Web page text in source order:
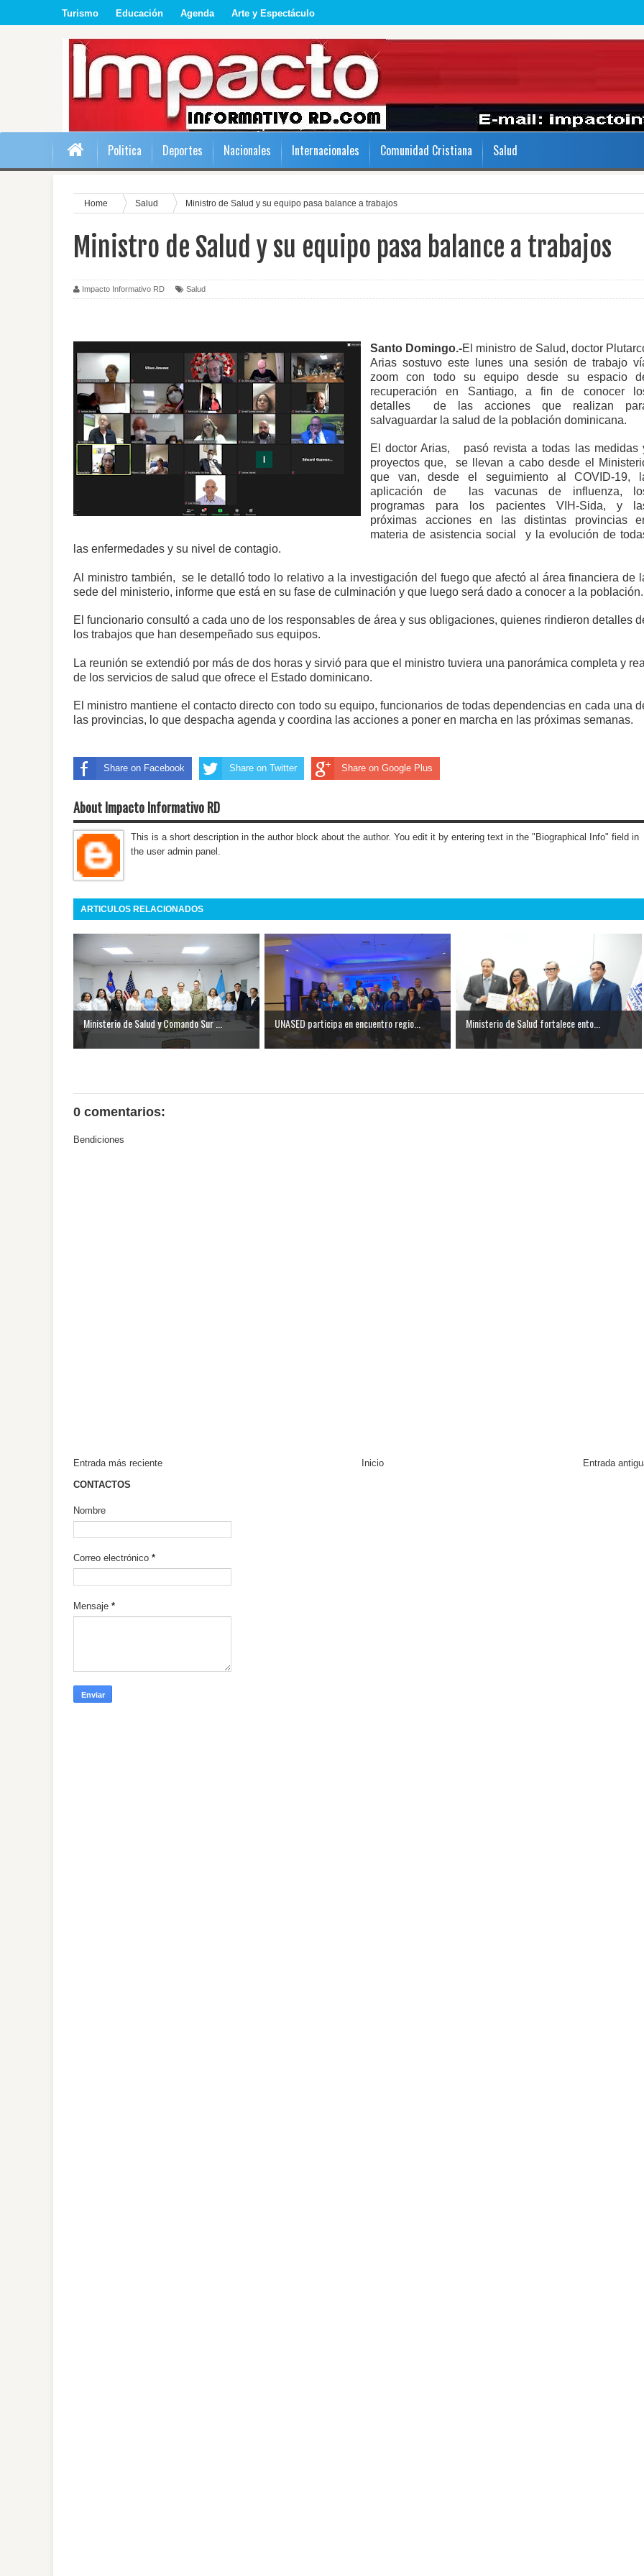
Turismo Educación Agenda Arte y Espectáculo
Politica Deportes Nacionales Internacionales Comunidad Cristiana Salud
Home Salud Ministro de Salud y su equipo pasa balance a trabajos
Ministro de Salud y su equipo pasa balance a trabajos
Impacto Informativo RD Salud
Santo Domingo.-El ministro de Salud, doctor
Arias sostuvo este lunes una sesión de trabajo
zoom con todo su equipo desde su espacio
recuperación en Santiago, a fin de conocer
detalles
de las acciones que realizan
salvaguardar la salud de la población dominicana.
El doctor Arias,
pasó revista a todas las medidas
proyectos que,
se llevan a cabo desde el
que van, desde el seguimiento al COVID-19,
aplicación de
las vacunas de influenza,
programas para los pacientes VIH-Sida, y
próximas acciones en las distintas provincias
materia de asistencia social
y la evolución de
las enfermedades y su nivel de contagio.
Al ministro también, se le detalló todo lo relativo a la investigación del fuego que afectó al área financiera de
sede del ministerio, informe que está en su fase de culminación y que luego será dado a conocer a la población.
El funcionario consultó a cada uno de los responsables de área y sus obligaciones, quienes rindieron detalles
los trabajos que han desempeñado sus equipos.
La reunión se extendió por más de dos horas y sirvió para que el ministro tuviera una panorámica completa y
de los servicios de salud que ofrece el Estado dominicano.
El ministro mantiene el contacto directo con todo su equipo, funcionarios de todas dependencias en cada una
las provincias, lo que despacha agenda y coordina las acciones a poner en marcha en las próximas semanas.
Share on Facebook Share on Twitter Share on Google Plus
About Impacto Informativo RD
This is a short description in the author block about the author. You edit it by entering text in the "Biographical Info" field in
the user admin panel.
ARTICULOS RELACIONADOS
Ministerio de Salud y Comando Sur ... UNASED participa en encuentro regio... Ministerio de Salud fortalece ento...
0 comentarios:
Bendiciones
Entrada más reciente Entrada
Inicio
CONTACTOS
Nombre
Correo electrónico *
Mensaje *